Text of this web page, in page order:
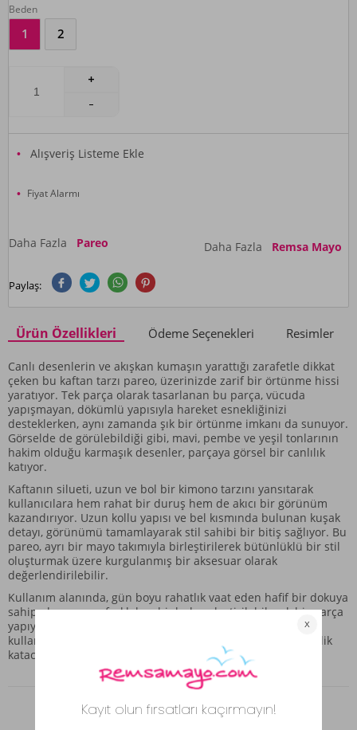
Beden
1 2
Alışveriş Listeme Ekle
Fiyat Alarmı
Daha Fazla Pareo Daha Fazla Remsa Mayo
Paylaş:
Ürün Özellikleri Ödeme Seçenekleri Resimler
Canlı desenlerin ve akışkan kumaşın yarattığı zarafetle dikkat
çeken bu kaftan tarzı pareo, üzerinizde zarif bir örtünme hissi
yaratıyor. Tek parça olarak tasarlanan bu parça, vücuda
yapışmayan, dökümlü yapısıyla hareket esnekliğinizi
desteklerken, aynı zamanda şık bir örtünme imkanı da sunuyor.
Görselde de görülebildiği gibi, mavi, pembe ve yeşil tonlarının
hakim olduğu karmaşık desenler, parçaya görsel bir canlılık
katıyor.
Kaftanın silueti, uzun ve bol bir kimono tarzını yansıtarak
kullanıcılara hem rahat bir duruş hem de akıcı bir görünüm
kazandırıyor. Uzun kollu yapısı ve bel kısmında bulunan kuşak
detayı, görünümü tamamlayarak stil sahibi bir bitiş sağlıyor. Bu
pareo, ayrı bir mayo takımıyla birleştirilerek bütünlüklü bir stil
oluşturmak üzere kurgulanmış bir aksesuar olarak
değerlendirilebilir.
Kullanım alanında, gün boyu rahatlık vaat eden hafif bir dokuya
sahip olması, onu farklı kombinlerle eşleştirilebilecek bir parça
yapıyor. Bu parça, tek başına bir kaftan formu olarak
kullanılabileceği gibi, yaz döneminde kombinlerinize derinlik
katacak bir aksesuar görevi de üstleniyor.